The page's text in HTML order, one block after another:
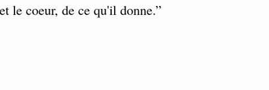
le coeur, de ce qu'il donne.”